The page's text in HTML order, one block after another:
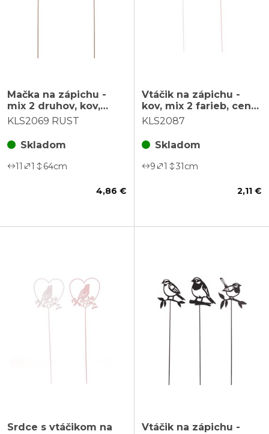
Mačka na zápichu -
mix 2 druhov, kov,
farba hrdzavá, cena za
KLS2069 RUST
Skladom
11 1 64cm
4,86 €
Vtáčik na zápichu -
kov, mix 2 farieb, cena
za 1 ks
KLS2087
Skladom
9 1 31cm
2,11 €
Srdce s vtáčikom na
Vtáčik na zápichu -